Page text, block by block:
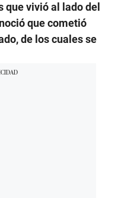
que vivió al lado del
que cometió
de los cuales se